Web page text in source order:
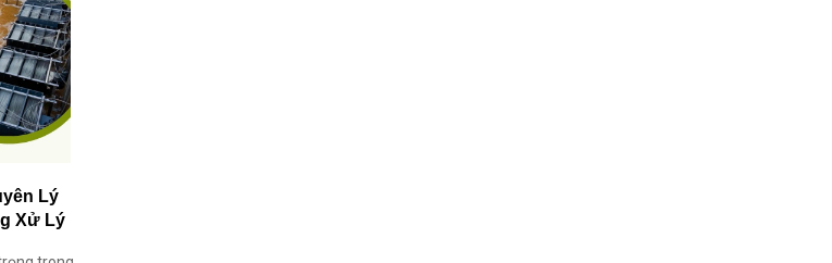
Lý
Xử Lý